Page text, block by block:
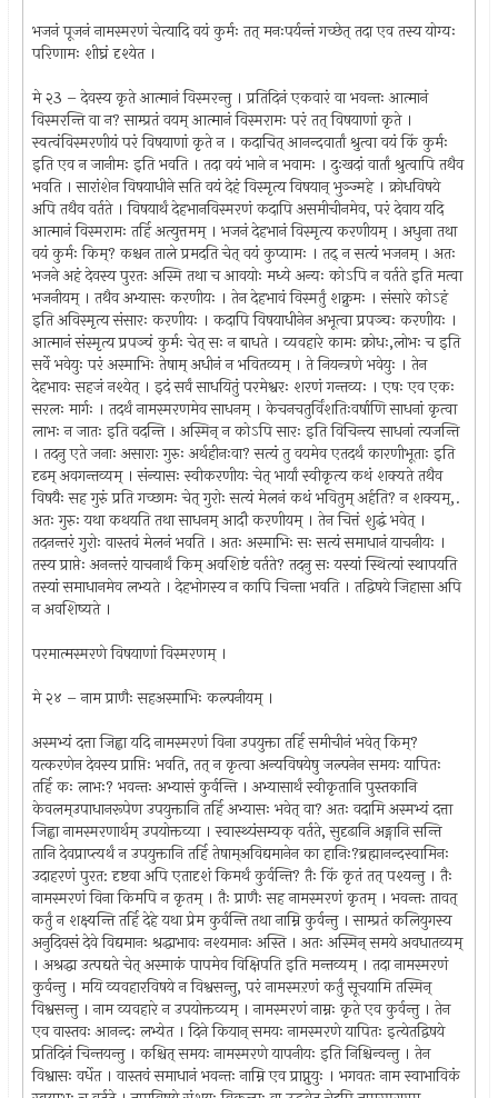
भजनं पूजनं नामस्मरणं चेत्यादि वयं कुर्मः तत् मनःपर्यन्तं गच्छेत् तदा एव तस्य योग्यः
परिणामः शीघ्रं दृश्येत ।
मे २3 – देवस्य कृते आत्मानं विस्मरन्तु । प्रतिदिनं एकवारं वा भवन्तः आत्मानं
विस्मरन्ति वा न? साम्प्रतं वयम् आत्मानं विस्मरामः परं तत् विषयाणां कृते ।
स्वत्वंविस्मरणीयं परं विषयाणां कृते न । कदाचित् आनन्दवार्तां श्रुत्वा वयं किं कुर्मः
इति एव न जानीमः इति भवति । तदा वयं भाने न भवामः । दुःखदां वार्तां श्रुत्वापि तथैव
भवति । सारांशेन विषयाधीने सति वयं देहं विस्मृत्य विषयान् भुञ्ज्महे । क्रोधविषये
अपि तथैव वर्तते । विषयार्थं देहभानविस्मरणं कदापि असमीचीनमेव, परं देवाय यदि
आत्मानं विस्मरामः तर्हि अत्युत्तमम् । भजनं देहभानं विस्मृत्य करणीयम् । अधुना तथा
वयं कुर्मः किम्? कश्चन ताले प्रमदति चेत् वयं कुप्यामः । तद् न सत्यं भजनम् । अतः
भजने अहं देवस्य पुरतः अस्मि तथा च आवयोः मध्ये अन्यः कोऽपि न वर्तते इति मत्वा
भजनीयम् । तथैव अभ्यासः करणीयः । तेन देहभावं विस्मर्तुं शक्नुमः । संसारे कोऽहं
इति अविस्मृत्य संसारः करणीयः । कदापि विषयाधीनेन अभूत्वा प्रपञ्चः करणीयः ।
आत्मानं संस्मृत्य प्रपञ्चं कुर्मः चेत् सः न बाधते । व्यवहारे कामः क्रोधः,लोभः च इति
सर्वे भवेयुः परं अस्माभिः तेषाम् अधीनं न भवितव्यम् । ते नियन्त्रणे भवेयुः । तेन
देहभावः सहजं नश्येत् । इदं सर्वं साधयितुं परमेश्वरः शरणं गन्तव्यः । एषः एव एकः
सरलः मार्गः । तदर्थं नामस्मरणमेव साधनम् । केचनचतुर्विंशतिःवर्षाणि साधनां कृत्वा
लाभः न जातः इति वदन्ति । अस्मिन् न कोऽपि सारः इति विचिन्त्य साधनां त्यजन्ति
। तदनु एते जनाः असाराः गुरुः अर्थहीनःवा? सत्यं तु वयमेव एतदर्थं कारणीभूताः इति
दृढम् अवगन्तव्यम् । संन्यासः स्वीकरणीयः चेत् भार्यां स्वीकृत्य कथं शक्यते तथैव
विषयैः सह गुरुं प्रति गच्छामः चेत् गुरोः सत्यं मेलनं कथं भवितुम् अर्हति? न शक्यम्,.
अतः गुरुः यथा कथयति तथा साधनम् आदौ करणीयम् । तेन चित्तं शुद्धं भवेत् ।
तदनन्तरं गुरोः वास्तवं मेलनं भवति । अतः अस्माभिः सः सत्यं समाधानं याचनीयः ।
तस्य प्राप्तेः अनन्तरं याचनार्थं किम् अवशिष्टं वर्तते? तदनु सः यस्यां स्थित्यां स्थापयति
तस्यां समाधानमेव लभ्यते । देहभोगस्य न कापि चिन्ता भवति । तद्विषये जिहासा अपि
न अवशिष्यते ।
परमात्मस्मरणे विषयाणां विस्मरणम् ।
मे २४ – नाम प्राणैः सहअस्माभिः कल्पनीयम् ।
अस्मभ्यं दत्ता जिह्वा यदि नामस्मरणं विना उपयुक्ता तर्हि समीचीनं भवेत् किम्?
यत्करणेन देवस्य प्राप्तिः भवति, तत् न कृत्वा अन्यविषयेषु जल्पनेन समयः यापितः
तर्हि कः लाभः? भवन्तः अभ्यासं कुर्वन्ति । अभ्यासार्थं स्वीकृतानि पुस्तकानि
केवलम्उपाधानरूपेण उपयुक्तानि तर्हि अभ्यासः भवेत् वा? अतः वदामि अस्मभ्यं दत्ता
जिह्वा नामस्मरणार्थम् उपयोक्तव्या । स्वास्थ्यंसम्यक् वर्तते, सुदृढानि अङ्गानि सन्ति
तानि देवप्राप्त्यर्थं न उपयुक्तानि तर्हि तेषाम्अविद्यमानेन का हानिः?ब्रह्मानन्दस्वामिनः
उदाहरणं पुरत: दृष्टवा अपि एतादृशं किमर्थं कुर्वन्ति? तैः किं कृतं तत् पश्यन्तु । तैः
नामस्मरणं विना किमपि न कृतम् । तैः प्राणैः सह नामस्मरणं कृतम् । भवन्तः तावत्
कर्तुं न शक्ष्यन्ति तर्हि देहे यथा प्रेम कुर्वन्ति तथा नाम्नि कुर्वन्तु । साम्प्रतं कलियुगस्य
अनुदिवसं देवे विद्यमानः श्रद्धाभावः नश्यमानः अस्ति । अतः अस्मिन् समये अवधातव्यम्
। अश्रद्धा उत्पद्यते चेत् अस्माकं पापमेव विक्षिपति इति मन्तव्यम् । तदा नामस्मरणं
कुर्वन्तु । मयि व्यवहारविषये न विश्वसन्तु, परं नामस्मऱणं कर्तुं सूचयामि तस्मिन्
विश्वसन्तु । नाम व्यवहारे न उपयोक्तव्यम् । नामस्मरणं नाम्नः कृते एव कुर्वन्तु । तेन
एव वास्तवः आनन्दः लभ्येत । दिने कियान् समयः नामस्मरणे यापितः इत्येतद्विषये
प्रतिदिनं चिन्तयन्तु । कश्चित् समयः नामस्मरणे यापनीयः इति निश्चिन्वन्तु । तेन
विश्वासः वर्धेत । वास्तवं समाधानं भवन्तः नाम्नि एव प्राप्नुयुः । भगवतः नाम स्वाभाविकं